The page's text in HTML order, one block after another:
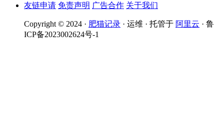
友链申请 免责声明 广告合作 关于我们
Copyright © 2024 · 肥猫记录 · 运维 · 托管于 阿里云 · 鲁
ICP备2023002624号-1